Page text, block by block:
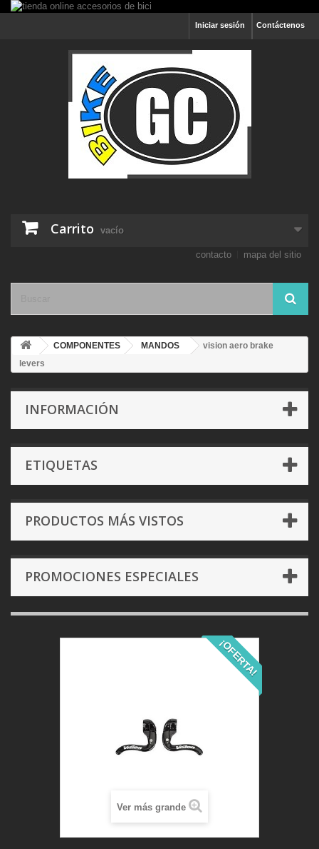
Contáctenos
Iniciar sesión
Carrito vacío
contacto mapa del sitio
COMPONENTES MANDOS
vision aero brake
levers
INFORMACIÓN
ETIQUETAS
PRODUCTOS MÁS VISTOS
PROMOCIONES ESPECIALES
¡OFERTA!
Ver más grande